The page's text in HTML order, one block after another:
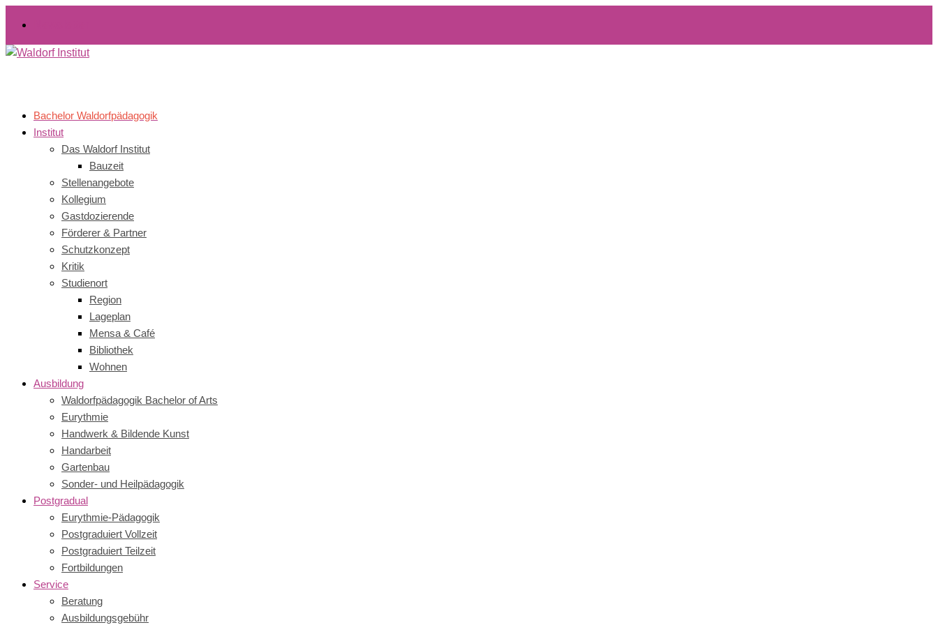
Bachelor Waldorfpädagogik
Institut
Das Waldorf Institut
Bauzeit
Stellenangebote
Kollegium
Gastdozierende
Förderer & Partner
Schutzkonzept
Kritik
Studienort
Region
Lageplan
Mensa & Café
Bibliothek
Wohnen
Ausbildung
Waldorfpädagogik Bachelor of Arts
Eurythmie
Handwerk & Bildende Kunst
Handarbeit
Gartenbau
Sonder- und Heilpädagogik
Postgradual
Eurythmie-Pädagogik
Postgraduiert Vollzeit
Postgraduiert Teilzeit
Fortbildungen
Service
Beratung
Ausbildungsgebühr